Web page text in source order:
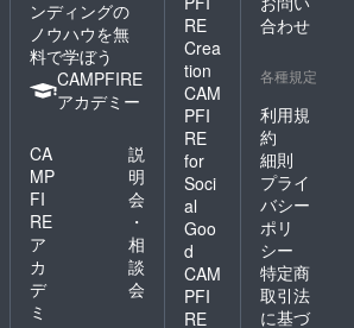
添加
物、砂
一切不
使用。
直射日
光、高
温多湿
を避け
保存し
てくだ
さい。
開封後
はなる
べくお
早めに
お召し
ンディングの
ノウハウを無
料で学ぼう
CAMPFIRE
アカデミー
CA
MP
FI
RE
ア
カ
デ
ミ
説
明
会
・
相
談
会
RE
Crea
tion
CAM
PFI
RE
for
Soci
al
Goo
d
CAM
PFI
RE
合わせ
各種規定
利用規
約
細則
プライ
バシー
ポリ
シー
特定商
取引法
に基づ